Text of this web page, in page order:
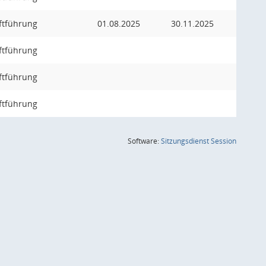
01.08.2025 30.11.2025
Software:SitzungsdienstSession(Wird in